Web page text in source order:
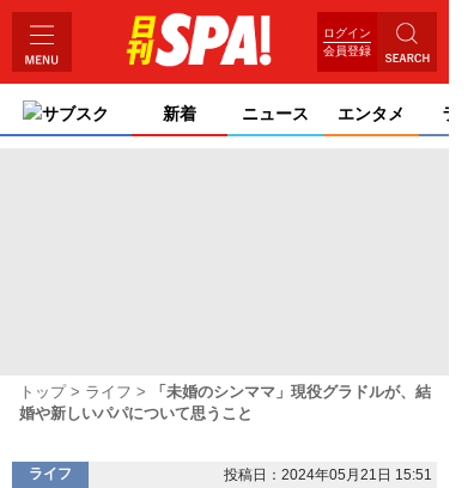
ログイン
会員登録
サブスク 新着 ニュース エンタメ ライ
トップ ライフ
「未婚のシンママ」現役グラドルが、結
婚や新しいパパについて思うこと
ライフ 投稿日：2024年05月21日 15:51